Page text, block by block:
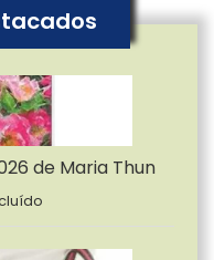
de Maria Thun